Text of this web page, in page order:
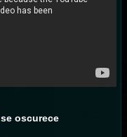
se oscurece